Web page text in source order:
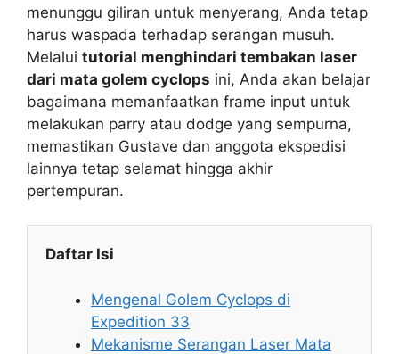
menunggu giliran untuk menyerang, Anda tetap
harus waspada terhadap serangan musuh.
Melalui tutorial menghindari tembakan laser
dari mata golem cyclops ini, Anda akan belajar
bagaimana memanfaatkan frame input untuk
melakukan parry atau dodge yang sempurna,
memastikan Gustave dan anggota ekspedisi
lainnya tetap selamat hingga akhir
pertempuran.
Daftar Isi
Mengenal Golem Cyclops di
Expedition 33
Mekanisme Serangan Laser Mata